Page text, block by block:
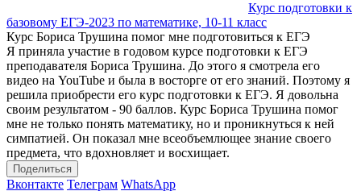
Курс подготовки к
базовому ЕГЭ-2023 по математике, 10-11 класс
Курс Бориса Трушина помог мне подготовиться к ЕГЭ
Я приняла участие в годовом курсе подготовки к ЕГЭ
преподавателя Бориса Трушина. До этого я смотрела его
видео на YouTube и была в восторге от его знаний. Поэтому я
решила приобрести его курс подготовки к ЕГЭ. Я довольна
своим результатом - 90 баллов. Курс Бориса Трушина помог
мне не только понять математику, но и проникнуться к ней
симпатией. Он показал мне всеобъемлющее знание своего
предмета, что вдохновляет и восхищает.
Поделиться
Вконтакте Телеграм WhatsApp